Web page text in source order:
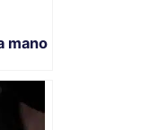
mano